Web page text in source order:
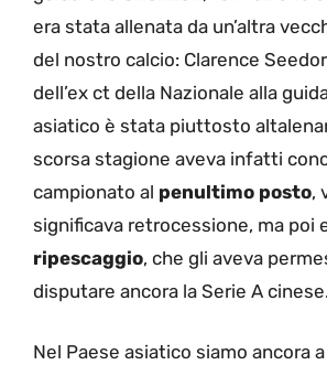
era stata allenata da un’altra
del nostro calcio: Clarence
dell’ex ct della Nazionale alla
asiatico è stata piuttosto
scorsa stagione aveva infatti
campionato al penultimo posto,
significava retrocessione, ma poi
ripescaggio, che gli aveva
disputare ancora la Serie A
Nel Paese asiatico siamo ancora